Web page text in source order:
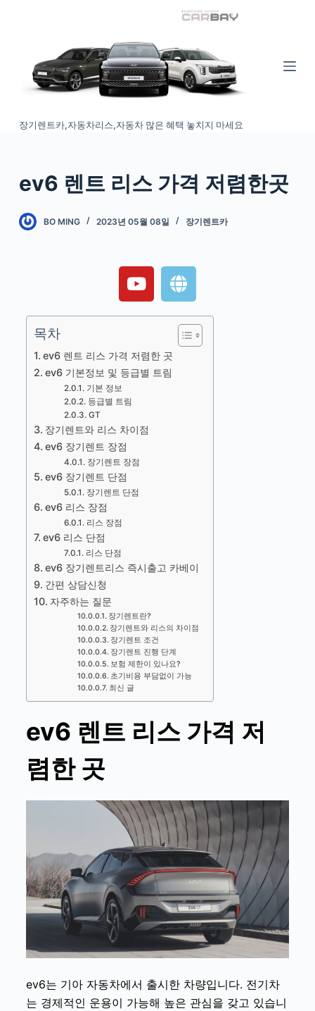
c
n
장기렌트카,자동차리스,자동차 많은 혜택 놓치지 마세요
ev6 렌트 리스 가격 저렴한곳
BO MING 2023년 05월 08일 장기렌트카
목차
ev6 렌트 리스 가격 저렴한 곳
ev6 기본정보 및 등급별 트림
기본 정보
등급별 트림
GT
장기렌트와 리스 차이점
ev6 장기렌트 장점
장기렌트 장점
ev6 장기렌트 단점
장기렌트 단점
ev6 리스 장점
리스 장점
ev6 리스 단점
리스 단점
ev6 장기렌트리스 즉시출고 카베이
간편 상담신청
자주하는 질문
장기렌트란?
장기렌트와 리스의 차이점
장기렌트 조건
장기렌트 진행 단계
보험 제한이 있나요?
초기비용 부담없이 가능
최신 글
ev6 렌트 리스 가격 저
렴한 곳
ev6는 기아 자동차에서 출시한 차량입니다. 전기차
는 경제적인 운용이 가능해 높은 관심을 갖고 있습니